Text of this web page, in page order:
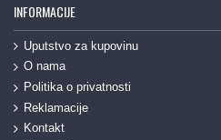
INFORMACIJE
Uputstvo za kupovinu
O nama
Politika o privatnosti
Reklamacije
Kontakt